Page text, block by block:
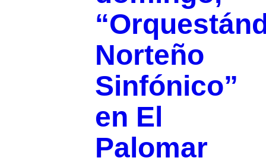
Norteño
Sinfónico”
en El
Palomar